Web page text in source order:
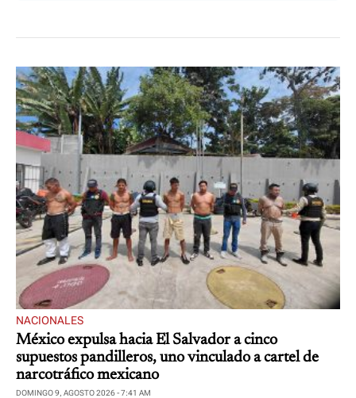
NACIONALES
México expulsa hacia El Salvador a cinco
supuestos pandilleros, uno vinculado a cartel de
narcotráfico mexicano
DOMINGO 9, AGOSTO 2026 - 7:41 AM